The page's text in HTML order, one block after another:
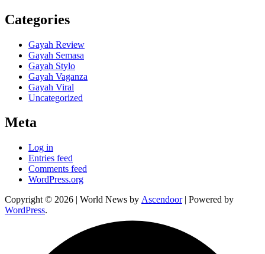
Categories
Gayah Review
Gayah Semasa
Gayah Stylo
Gayah Vaganza
Gayah Viral
Uncategorized
Meta
Log in
Entries feed
Comments feed
WordPress.org
Copyright © 2026 | World News by Ascendoor| Powered by
WordPress.